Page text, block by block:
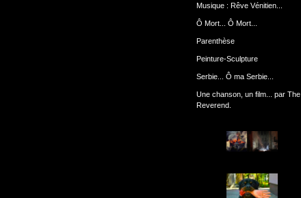
Musique : Rêve Vénitien...
Ô Mort... Ô Mort...
Parenthèse
Peinture-Sculpture
Serbie... Ô ma Serbie...
Une chanson, un film... par The
Reverend.